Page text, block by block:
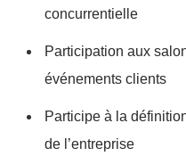
concurrentielle
Participation aux
événements clients
Participe à la
de l’entreprise